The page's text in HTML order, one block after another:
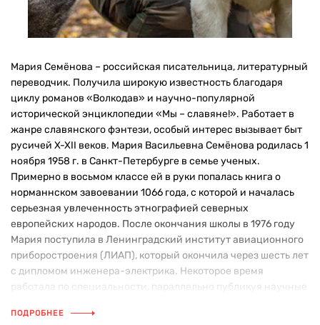
Мария Семёнова – российская писательница, литературный
переводчик. Получила широкую известность благодаря
циклу романов «Волкодав» и научно-популярной
исторической энциклопедии «Мы – славяне!». Работает в
жанре славянского фэнтези, особый интерес вызывает быт
русичей X-XII веков. Мария Васильевна Семёнова родилась 1
ноября 1958 г. в Санкт-Петербурге в семье ученых.
Примерно в восьмом классе ей в руки попалась книга о
норманнском завоевании 1066 года, с которой и началась
серьезная увлеченность этнографией северных
европейских народов. После окончания школы в 1976 году
Мария поступила в Ленинградский институт авиационного
приборостроения (ЛИАП), который окончила через шесть лет
с дипломом инженера-электрика. Некоторое время
работала по специальности, параллельно публикуя научные
Семёнова отнесла свою рукопись в издательство «Детская
ПОДРОБНЕЕ